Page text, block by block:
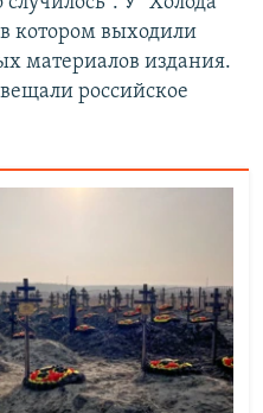
котором выходили
материалов издания.
российское